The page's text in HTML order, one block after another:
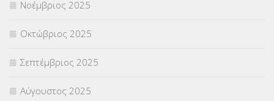
ΥΠΕΡΑΡΙΘΜΟΙ(1)
ΥΠΟΤΡΟΦΙΕΣ(28)
ΦΥΣΙΚΗ ΑΓΩΓΗ(692)
Χωρίς κατηγορία
Νοέμβριος 2025
Οκτώβριος 2025
Σεπτέμβριος 2025
Αύγουστος 2025